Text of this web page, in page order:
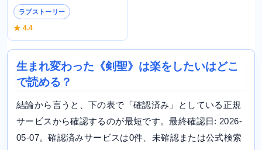
ラブストーリー
★ 4.4
生まれ変わった《剣聖》は楽をしたいはどこ
で読める？
結論から言うと、下の表で「確認済み」としている正規
サービスから確認するのが最短です。最終確認日: 2026-
05-07。確認済みサービスは0件、未確認または公式検索